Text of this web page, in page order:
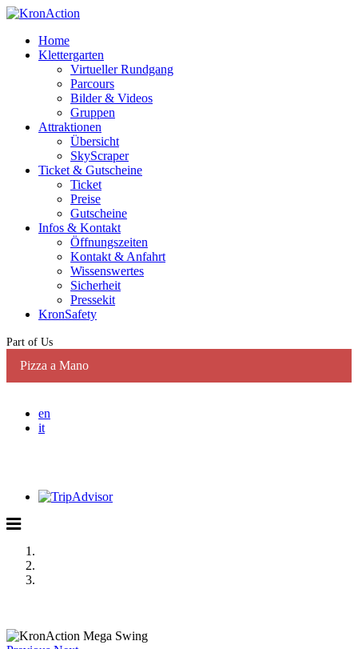
Home
Klettergarten
Virtueller Rundgang
Parcours
Bilder & Videos
Gruppen
Attraktionen
Übersicht
SkyScraper
Ticket & Gutscheine
Ticket
Preise
Gutscheine
Infos & Kontakt
Öffnungszeiten
Kontakt & Anfahrt
Wissenswertes
Sicherheit
Pressekit
KronSafety
Part of Us
Pizza a Mano
en
it